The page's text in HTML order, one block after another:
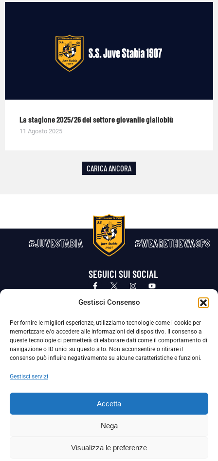
Gestisci Consenso
Per fornire le migliori esperienze, utilizziamo tecnologie come i cookie per
memorizzare e/o accedere alle informazioni del dispositivo. Il consenso a
queste tecnologie ci permetterà di elaborare dati come il comportamento di
navigazione o ID unici su questo sito. Non acconsentire o ritirare il
consenso può influire negativamente su alcune caratteristiche e funzioni.
Gestisci servizi
Accetta
Nega
Visualizza le preferenze
La stagione 2025/26 del settore giovanile gialloblù
11 Agosto 2025
CARICA ANCORA
#JUVESTABIA #WEARETHEWASPS
SEGUICI SUI SOCIAL
Privacy Policy Cookie Policy
La Società ha nominato il Responsabile della Protezione dei Dati Personali (DPO), figura specializzata che vigila sulle modalità
adottate dalla nostra Società per tutelare i Suoi dati personali.
Per contattare il DPO può scrivere a
La Società ha inoltre adottato un proprio Codice Etico, consultabile al seguente link:
Scarica il Codice Etico